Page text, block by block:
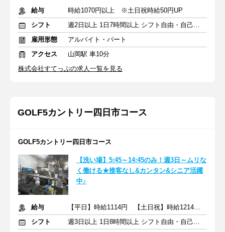
給与
時給1070円以上 ※土日祝時給50円UP
シフト
週2日以上 1日7時間以上 シフト自由・自己申告
雇用形態
アルバイト・パート
アクセス
山岡駅 車10分
株式会社すてっぷの求人一覧を見る
GOLF5カントリー四日市コース
GOLF5カントリー四日市コース
【洗い場】5:45～14:45のみ！週3日～ムリな
く働ける★接客なし&カンタン&シニア活躍
中♪
給与
【平日】時給1114円 【土日祝】時給1214円 ＋交通費
シフト
週3日以上 1日8時間以上 シフト自由・自己申告